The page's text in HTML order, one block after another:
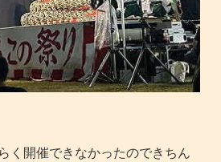
く開催できなかったのできちん